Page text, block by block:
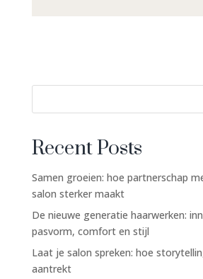
Recent Posts
Samen groeien: hoe partnerschap
salon sterker maakt
De nieuwe generatie haarwerken:
pasvorm, comfort en stijl
Laat je salon spreken: hoe
aantrekt